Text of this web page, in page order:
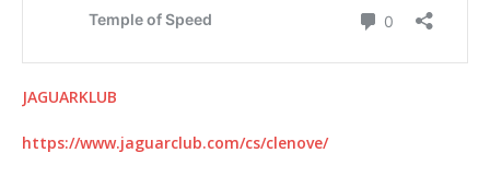
JAGUARKLUB
https://www.jaguarclub.com/cs/clenove/